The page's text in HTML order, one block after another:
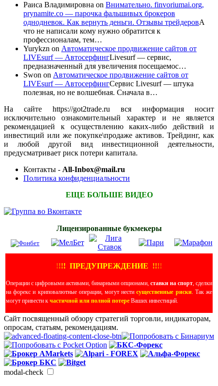
Раиса Владимировна on Внимательно. finvoriumai.org,
prynamite.co — парочка фальшивых брокеров
однодневок. Как вернуть деньги. Отзывы трейдеровА
что не написали кому нужно обратится к
профессионалам, тем…
Yurykzn on Автоматическое продвижение сайтов от
LIVEsurf — АвтосерфингLivesurf — сервис,
предназначенный для увеличения посещаемос…
Swon on Автоматическое продвижение сайтов от
LIVEsurf — АвтосерфингСервис Livesurf — штука
полезная, но не волшебная. Сначала в…
На сайте https://got2trade.ru вся информация носит
исключительно ознакомительный характер и не является
рекомендацией к осуществлению каких-либо действий и
инвестиций или же покупке\продаже активов. Трейдинг, как
и любой другой вид инвестиционной деятельности,
предусматривает риск потери капитала.
Контакты - All-Inbox@mail.ru
Политика конфиденциальности
ЕЩЕ БОЛЬШЕ ВИДЕО
Лицензированные букмекеры
!!!! ПРЕДУПРЕЖДЕНИЕ !!!!
Операции с цифровыми активами, бинарными опционами, ставки на спорт, сделки
на форекс и криповалютные операции, могут нестисущественные риски. Так же
могут привести к частичной или полной потере Ваших инвестиций.
Сайт посвященный обзору стратегий торговли, индикаторам,
опросам, статьям, рекомендациям.
modal-check